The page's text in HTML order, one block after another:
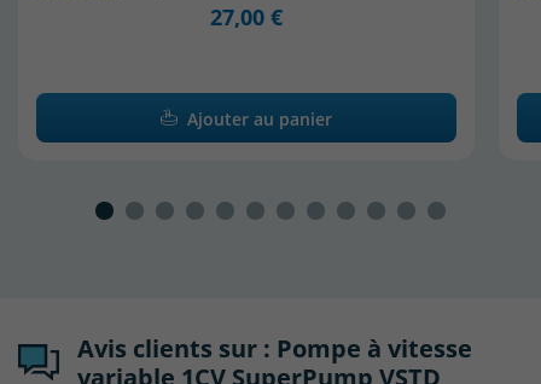
27,00 €
Ajouter au panier
Avis clients sur : Pompe à vitesse